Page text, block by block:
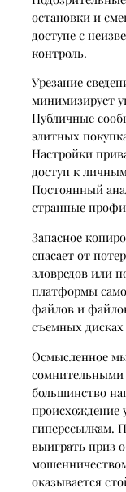
остановки и
доступе с
контроль.
Урезание
минимизирует
Публичные
элитных
Настройки
доступ к
Постоянный
странные
Запасное
спасает от
зловредов или
платформы
файлов и
съемных
Осмысленное
сомнительными
большинство
происхождение
гиперссылкам.
выиграть приз
оказывается